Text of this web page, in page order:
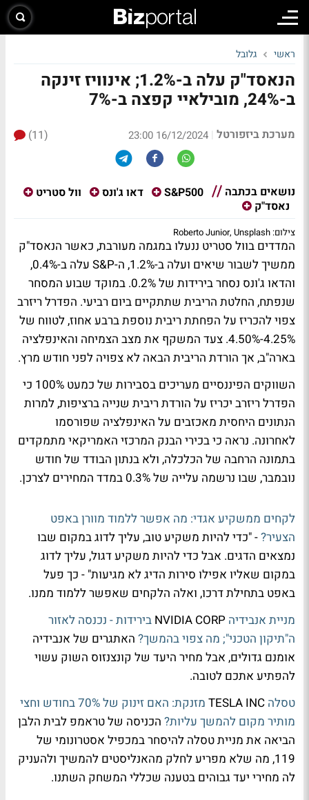
ראשי גלובל
הנאסד"ק עלה ב-1.2%; אינוויז זינקה
ב-24%, מובילאיי קפצה ב-7%
מערכת ביזפורטל |
16/12/2024 23:00
(11)
נושאים בכתבה S&P500 דאו ג'ונס
וול סטריט
נאסד"ק
צילום: Roberto Junior, Unsplash
המדדים בוול סטריט ננעלו במגמה מעורבת, כאשר הנאסד"ק
ממשיך לשבור שיאים ועלה ב-1.2%, ה-S&P עלה ב-0.4%,
והדאו ג'ונס נסחר בירידות של 0.2%. במוקד שבוע המסחר
שנפתח, החלטת הריבית שתתקיים ביום רביעי. הפדרל ריזרב
צפוי להכריז על הפחתת ריבית נוספת ברבע אחוז, לטווח של
4.25%-4.50%. צעד המשקף את מצב הצמיחה והאינפלציה
בארה"ב, אך הורדת הריבית הבאה לא צפויה לפני חודש מרץ.
השווקים הפיננסיים מעריכים בסבירות של כמעט 100% כי
הפדרל ריזרב יכריז על הורדת ריבית שנייה ברציפות, למרות
הנתונים היחסית מאכזבים על האינפלציה שפורסמו
לאחרונה. נראה כי בכירי הבנק המרכזי האמריקאי מתמקדים
בתמונה הרחבה של הכלכלה, ולא בנתון הבודד של חודש
נובמבר, שבו נרשמה עלייה של 0.3% במדד המחירים לצרכן.
לקחים ממשקיע אגדי: מה אפשר ללמוד מוורן באפט
הצעיר?- "כדי להיות משקיע טוב, עליך לדוג במקום שבו
נמצאים הדגים. אבל כדי להיות משקיע דגול, עליך לדוג
במקום שאליו אפילו סירות הדיג לא מגיעות" - כך פעל
באפט בתחילת דרכו, ואלה הלקחים שאפשר ללמוד ממנו.
מניית אנבידיה NVIDIA CORP בירידות - נכנסה לאזור
ה"תיקון הטכני"; מה צפוי בהמשך? האתגרים של אנבידיה
אומנם גדולים, אבל מחיר היעד של קונצנזוס השוק עשוי
להפתיע אתכם לטובה.
טסלה TESLA INC
מזנקת: האם זינוק של 70% בחודש וחצי
מותיר מקום להמשך עליות? הכניסה של טראמפ לבית הלבן
הביאה את מניית טסלה להיסחר במכפיל אסטרונומי של
119, מה שלא מפריע לחלק מהאנליסטים להמשיך ולהעניק
לה מחירי יעד גבוהים בטענה שכללי המשחק השתנו.